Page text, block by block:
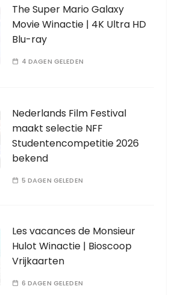
The Super Mario Galaxy
Movie Winactie | 4K Ultra HD
Blu-ray
4 DAGEN GELEDEN
Nederlands Film Festival
maakt selectie NFF
Studentencompetitie 2026
bekend
5 DAGEN GELEDEN
Les vacances de Monsieur
Hulot Winactie | Bioscoop
Vrijkaarten
6 DAGEN GELEDEN